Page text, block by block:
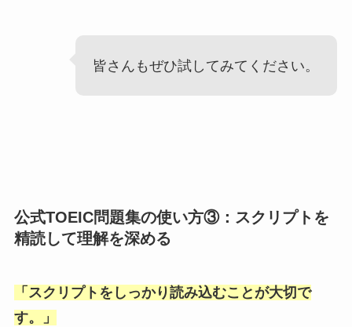
皆さんもぜひ試してみてください。
公式TOEIC問題集の使い方③：スクリプトを
精読して理解を深める
「 スクリプトをしっかり読み込むことが大切で
す。
」